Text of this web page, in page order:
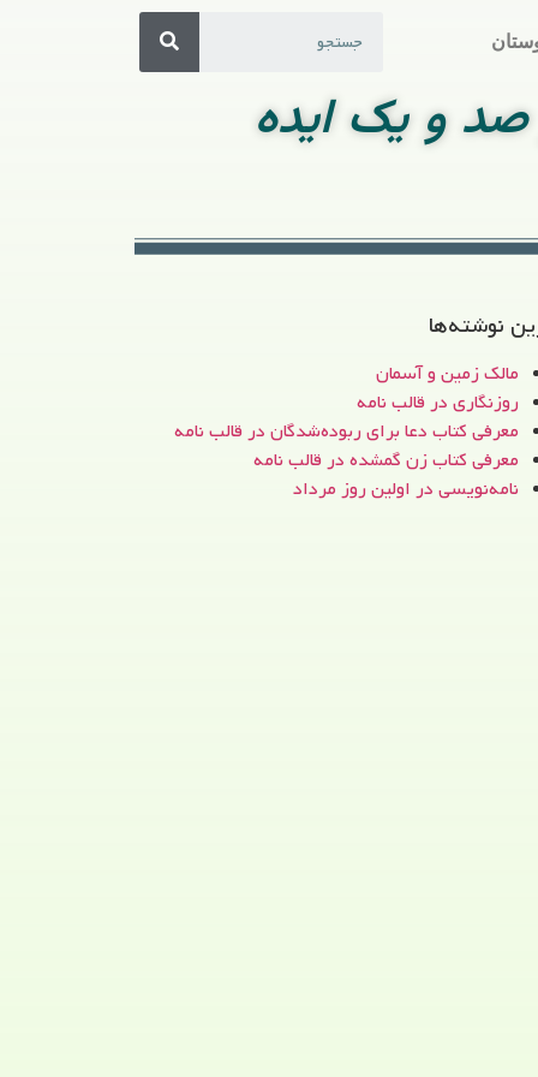
صد و یک ایده
نوشته‌ها
مالک زمین و آسمان
روزنگاری در قالب نامه
معرفی کتاب دعا برای ربوده‌شدگان در قالب نامه
معرفی کتاب زن‌ گمشده در قالب نامه
نامه‌نویسی در اولین روز مرداد